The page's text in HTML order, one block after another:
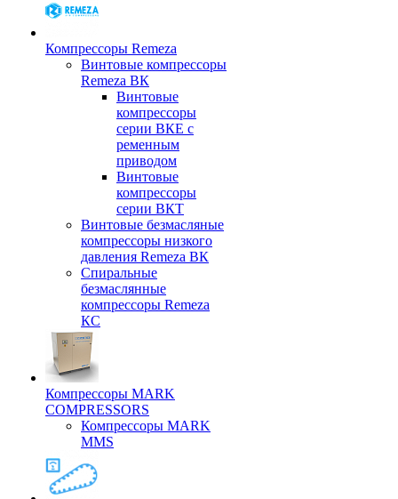
Компрессоры Remeza
Винтовые компрессоры
Remeza ВК
Винтовые
компрессоры
серии ВКЕ с
ременным
приводом
Винтовые
компрессоры
серии ВКТ
Винтовые безмасляные
компрессоры низкого
давления Remeza ВК
Спиральные
безмаслянные
компрессоры Remeza
КС
Компрессоры MARK
COMPRESSORS
Компрессоры MARK
MMS